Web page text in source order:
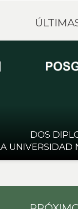
DOS
UNIVERSIDAD